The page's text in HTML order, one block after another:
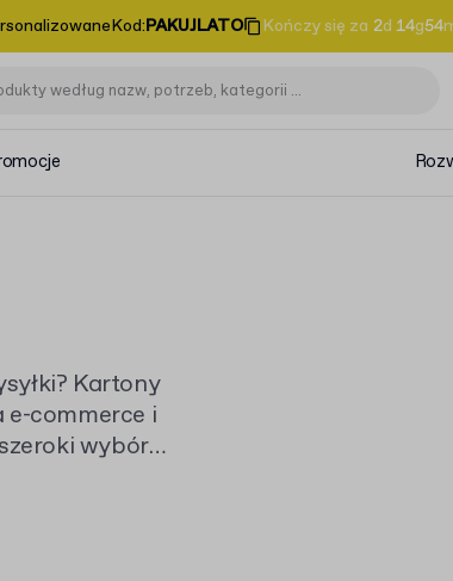
Kod:PAKUJLATO Kończy się za 2d 14g54
Kartony
e-commerce i
wybór
dla e-